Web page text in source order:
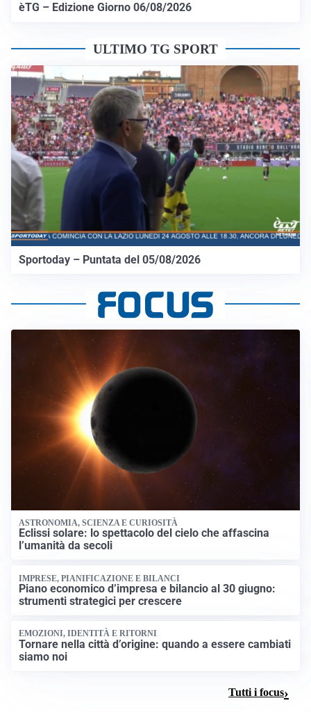
èTG – Edizione Giorno 06/08/2026
ULTIMO TG SPORT
Sportoday – Puntata del 05/08/2026
ASTRONOMIA, SCIENZA E CURIOSITÀ
Eclissi solare: lo spettacolo del cielo che affascina
l’umanità da secoli
IMPRESE, PIANIFICAZIONE E BILANCI
Piano economico d’impresa e bilancio al 30 giugno:
strumenti strategici per crescere
EMOZIONI, IDENTITÀ E RITORNI
Tornare nella città d’origine: quando a essere cambiati
siamo noi
Tutti i focus